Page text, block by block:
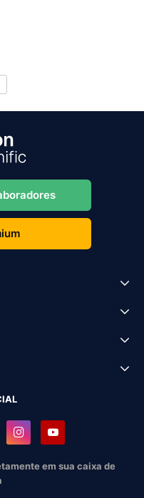
em sua caixa de